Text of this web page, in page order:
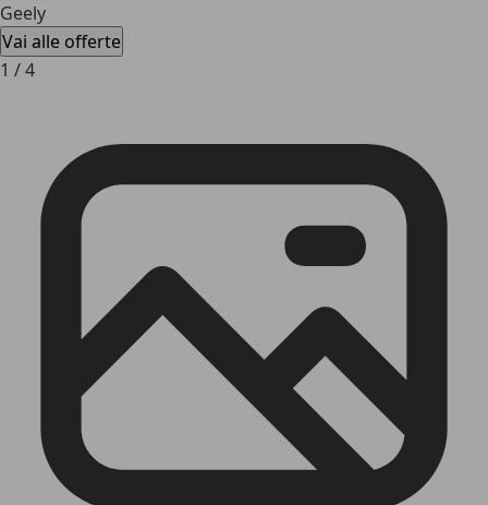
Geely
Vai alle offerte
1 /4